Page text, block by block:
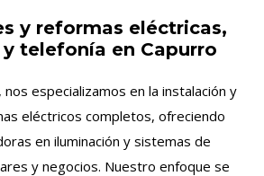
y reformas eléctricas,
telefonía en Capurro
nos especializamos en la instalación y
eléctricos completos, ofreciendo
en iluminación y sistemas de
y negocios. Nuestro enfoque se